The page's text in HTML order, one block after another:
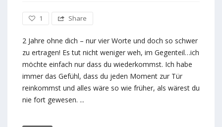
1 Share
2 Jahre ohne dich – nur vier Worte und doch so schwer
zu ertragen! Es tut nicht weniger weh, im Gegenteil…ich
möchte einfach nur dass du wiederkommst. Ich habe
immer das Gefühl, dass du jeden Moment zur Tür
reinkommst und alles wäre so wie früher, als wärest du
nie fort gewesen. ...